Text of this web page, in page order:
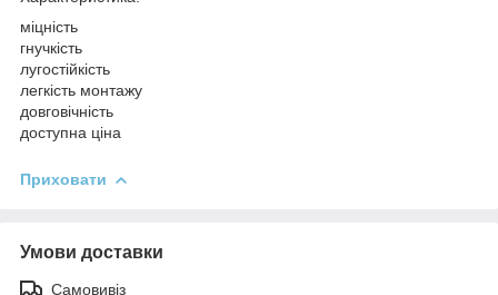
міцність
гнучкість
лугостійкість
легкість монтажу
довговічність
доступна ціна
Приховати
Умови доставки
Самовивіз